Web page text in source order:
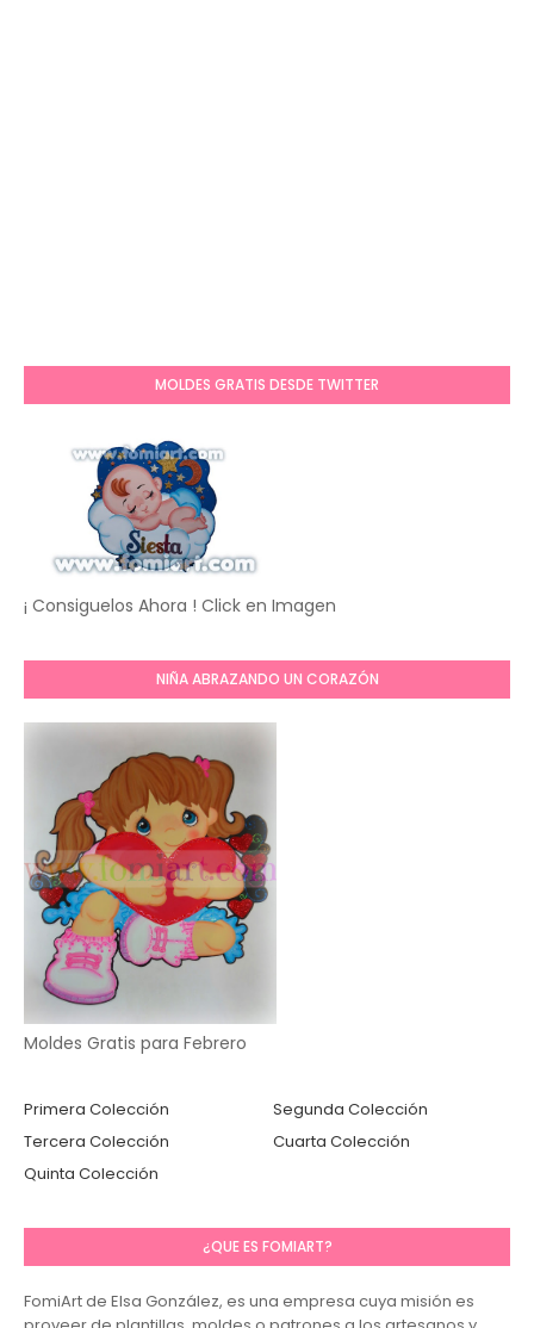
MOLDES GRATIS DESDE TWITTER
¡ Consiguelos Ahora ! Click en Imagen
NIÑA ABRAZANDO UN CORAZÓN
Moldes Gratis para Febrero
Primera Colección
Segunda Colección
Tercera Colección
Cuarta Colección
Quinta Colección
¿QUE ES FOMIART?
FomiArt de Elsa González, es una empresa cuya misión es